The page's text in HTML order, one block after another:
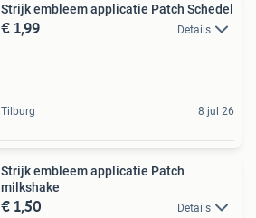
Strijk embleem applicatie Patch Schedel
€ 1,99 Details
Tilburg 8 jul 26
Strijk embleem applicatie Patch
milkshake
€ 1,50 Details